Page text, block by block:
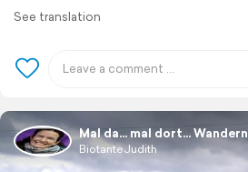
See translation
Mal da... mal dort... Wandern
BiotanteJudith